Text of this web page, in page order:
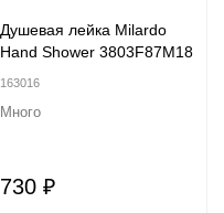
Душевая лейка Milardo
Hand Shower 3803F87M18
163016
Много
730 ₽